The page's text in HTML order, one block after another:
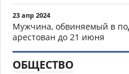
23 апр 2024
Мужчина, обвиняемый в
арестован до 21 июня
ОБЩЕСТВО